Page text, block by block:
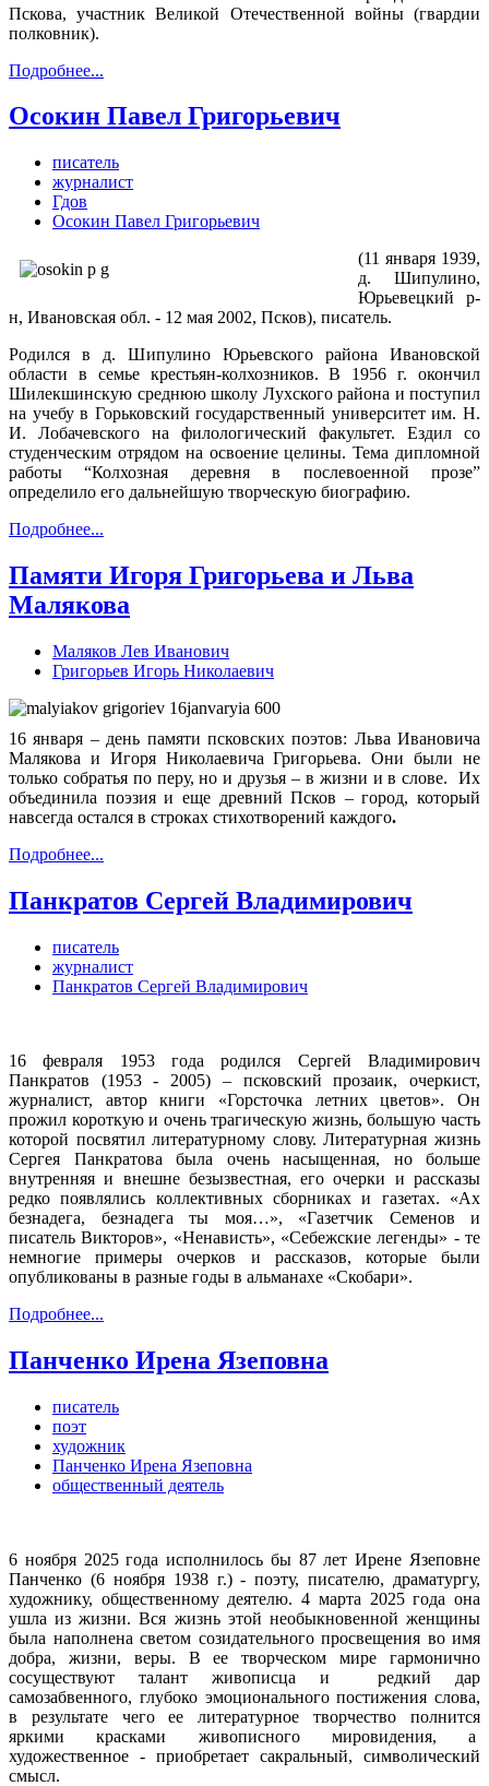
Пскова, участник Великой Отечественной войны (гвардии
полковник).
Подробнее...
Осокин Павел Григорьевич
писатель
журналист
Гдов
Осокин Павел Григорьевич
(11 января 1939,
д. Шипулино,
Юрьевецкий р-
н, Ивановская обл. - 12 мая 2002, Псков), писатель.
Родился в д. Шипулино Юрьевского района Ивановской
области в семье крестьян-колхозников. В 1956 г. окончил
Шилекшинскую среднюю школу Лухского района и поступил
на учебу в Горьковский государственный университет им. Н.
И. Лобачевского на филологический факультет. Ездил со
студенческим отрядом на освоение целины. Тема дипломной
работы “Колхозная деревня в послевоенной прозе”
определило его дальнейшую творческую биографию.
Подробнее...
Памяти Игоря Григорьева и Льва
Малякова
Маляков Лев Иванович
Григорьев Игорь Николаевич
16 января – день памяти псковских поэтов: Льва Ивановича
Малякова и Игоря Николаевича Григорьева. Они были не
только собратья по перу, но и друзья – в жизни и в слове. Их
объединила поэзия и еще древний Псков – город, который
навсегда остался в строках стихотворений каждого.
Подробнее...
Панкратов Сергей Владимирович
писатель
журналист
Панкратов Сергей Владимирович
16 февраля 1953 года родился Сергей Владимирович
Панкратов (1953 - 2005) – псковский прозаик, очеркист,
журналист, автор книги «Горсточка летних цветов». Он
прожил короткую и очень трагическую жизнь, большую часть
которой посвятил литературному слову. Литературная жизнь
Сергея Панкратова была очень насыщенная, но больше
внутренняя и внешне безызвестная, его очерки и рассказы
редко появлялись коллективных сборниках и газетах. «Ах
безнадега, безнадега ты моя…», «Газетчик Семенов и
писатель Викторов», «Ненависть», «Себежские легенды» - те
немногие примеры очерков и рассказов, которые были
опубликованы в разные годы в альманахе «Скобари».
Подробнее...
Панченко Ирена Язеповна
писатель
поэт
художник
Панченко Ирена Язеповна
общественный деятель
6 ноября 2025 года исполнилось бы 87 лет Ирене Язеповне
Панченко (6 ноября 1938 г.) - поэту, писателю, драматургу,
художнику, общественному деятелю. 4 марта 2025 года она
ушла из жизни. Вся жизнь этой необыкновенной женщины
была наполнена светом созидательного просвещения во имя
добра, жизни, веры. В ее творческом мире гармонично
сосуществуют талант живописца и редкий дар
самозабвенного, глубоко эмоционального постижения слова,
в результате чего ее литературное творчество полнится
яркими красками живописного мировидения, а
художественное - приобретает сакральный, символический
смысл.